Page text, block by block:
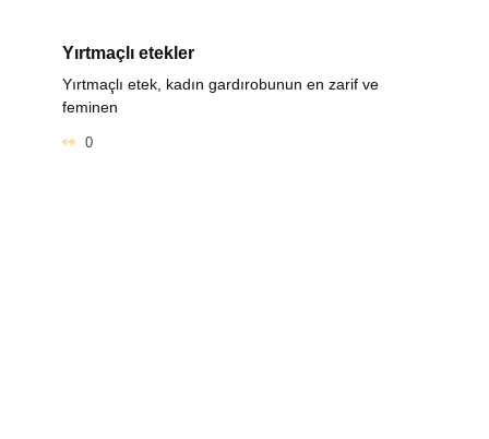
Yırtmaçlı etekler
Yırtmaçlı etek, kadın gardırobunun en zarif ve
feminen
0